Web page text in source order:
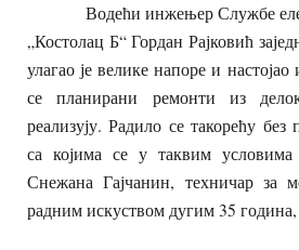
Водећи инжењер Службе
„Костолац Б“ Гордан Рајковић
улагао је велике напоре и
се планирани ремонти из
реализују. Радило се такорећу
са којима се у таквим условима
Снежана Гајчанин, техничар за
радним искуством дугим 35